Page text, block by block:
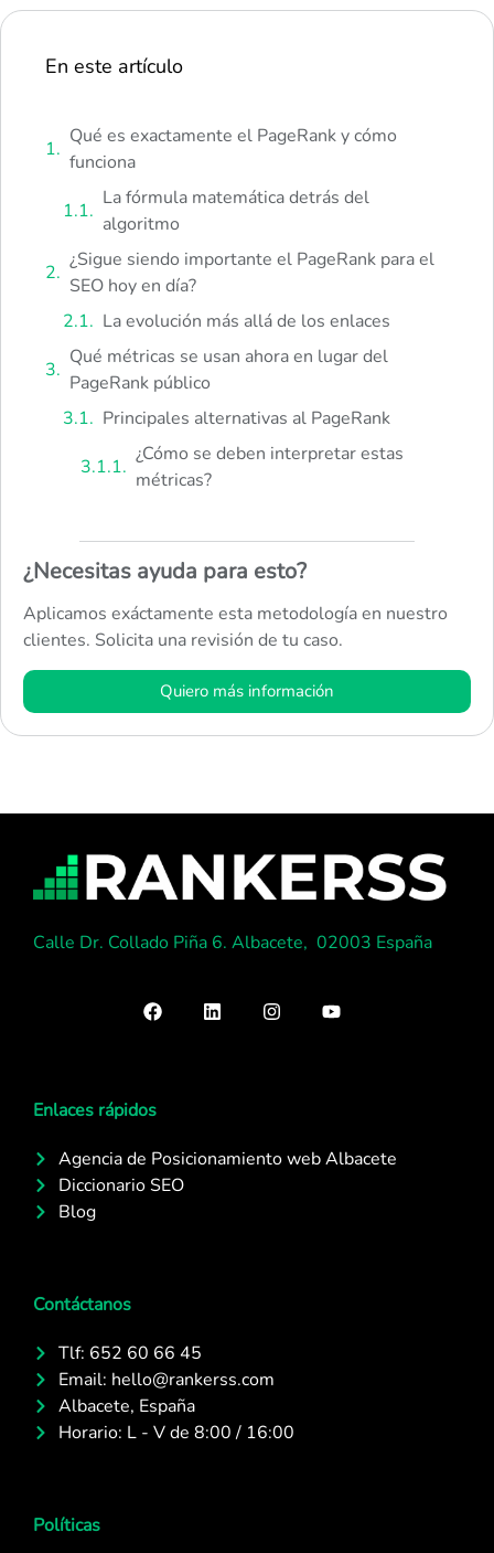
En este artículo
Qué es exactamente el PageRank y cómo
funciona
La fórmula matemática detrás del
algoritmo
¿Sigue siendo importante el PageRank para el
SEO hoy en día?
La evolución más allá de los enlaces
Qué métricas se usan ahora en lugar del
PageRank público
Principales alternativas al PageRank
¿Cómo se deben interpretar estas
métricas?
¿Necesitas ayuda para esto?
Aplicamos exáctamente esta metodología en nuestro
clientes. Solicita una revisión de tu caso.
Quiero más información
Calle Dr. Collado Piña 6. Albacete, 02003 España
Enlaces rápidos
Agencia de Posicionamiento web Albacete
Diccionario SEO
Blog
Contáctanos
Tlf: 652 60 66 45
Email: hello@rankerss.com
Albacete, España
Horario: L - V de 8:00 / 16:00
Políticas